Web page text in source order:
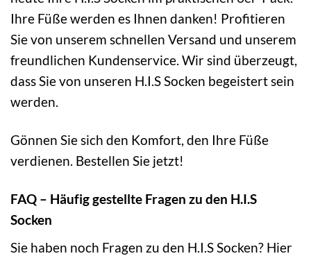
Ihre Füße werden es Ihnen danken! Profitieren
Sie von unserem schnellen Versand und unserem
freundlichen Kundenservice. Wir sind überzeugt,
dass Sie von unseren H.I.S Socken begeistert sein
werden.
Gönnen Sie sich den Komfort, den Ihre Füße
verdienen. Bestellen Sie jetzt!
FAQ – Häufig gestellte Fragen zu den H.I.S
Socken
Sie haben noch Fragen zu den H.I.S Socken? Hier